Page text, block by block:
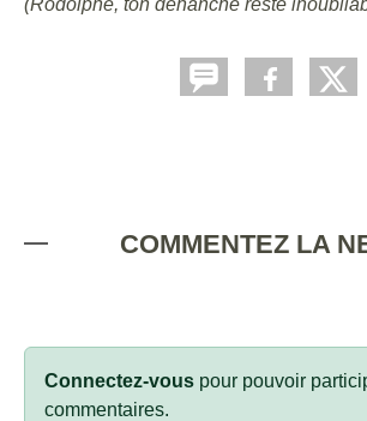
(Rodolphe, ton déhanché reste
COMMENTEZ LA
Connectez-vous pour pouvoir
commentaires.